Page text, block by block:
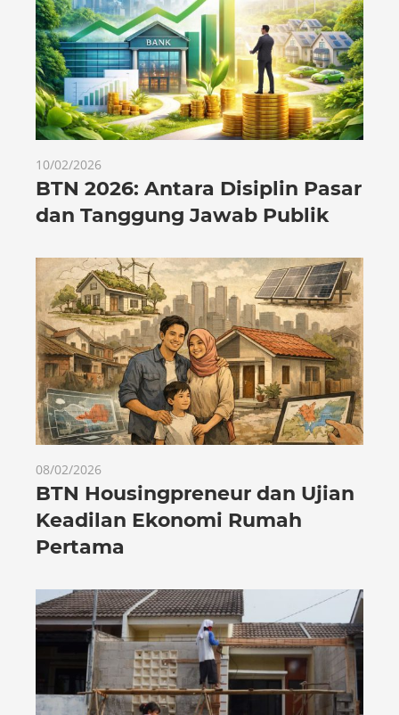
10/02/2026
BTN 2026: Antara Disiplin Pasar
dan Tanggung Jawab Publik
08/02/2026
BTN Housingpreneur dan Ujian
Keadilan Ekonomi Rumah
Pertama